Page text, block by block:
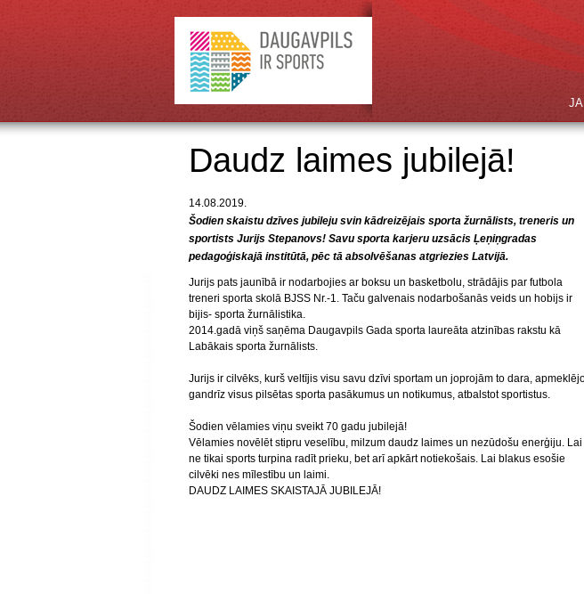
Daudz laimes jubilejā!
14.08.2019.
Šodien skaistu dzīves jubileju svin kādreizējais sporta žurnālists, treneris un
sportists Jurijs Stepanovs! Savu sporta karjeru uzsācis Ļeņiņgradas
pedagoģiskajā institūtā, pēc tā absolvēšanas atgriezies Latvijā.
Jurijs pats jaunībā ir nodarbojies ar boksu un basketbolu, strādājis par futbola
treneri sporta skolā BJSS Nr.-1. Taču galvenais nodarbošanās veids un hobijs ir
bijis- sporta žurnālistika.
2014.gadā viņš saņēma Daugavpils Gada sporta laureāta atzinības rakstu kā
Labākais sporta žurnālists.
Jurijs ir cilvēks, kurš veltījis visu savu dzīvi sportam un joprojām to dara,
gandrīz visus pilsētas sporta pasākumus un notikumus, atbalstot sportistus.
Šodien vēlamies viņu sveikt 70 gadu jubilejā!
Vēlamies novēlēt stipru veselību, milzum daudz laimes un nezūdošu enerģiju. Lai
ne tikai sports turpina radīt prieku, bet arī apkārt notiekošais. Lai blakus esošie
cilvēki nes mīlestību un laimi.
DAUDZ LAIMES SKAISTAJĀ JUBILEJĀ!